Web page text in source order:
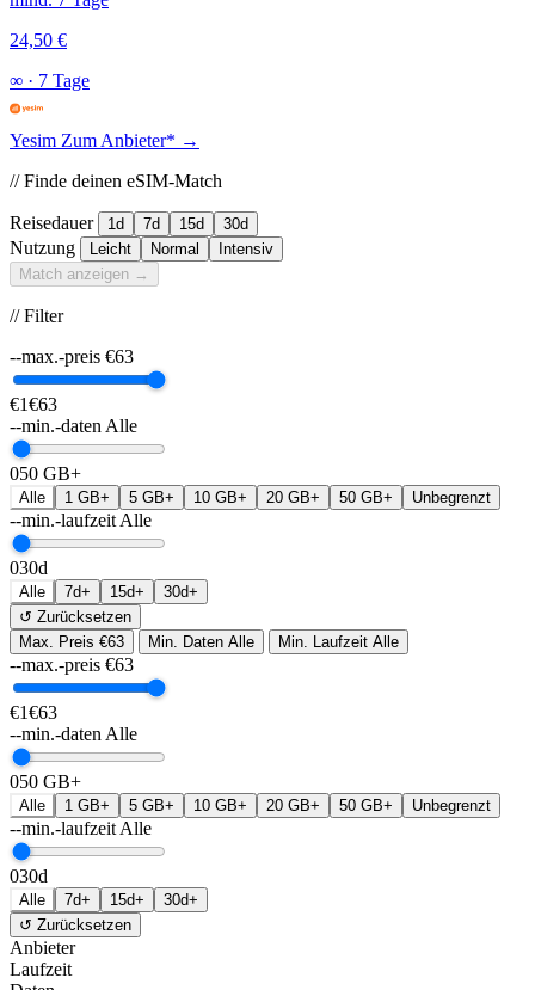
24,50 €
∞ · 7 Tage
Yesim Zum Anbieter* →
// Finde deinen eSIM-Match
Reisedauer 1d 7d 15d 30d
Nutzung Leicht Normal
Intensiv
Match anzeigen →
// Filter
--max.-preis €63
€1€63
--min.-daten Alle
050 GB+
Alle 1 GB+ 5 GB+ 10 GB+ 20 GB+ 50 GB+ Unbegrenzt
--min.-laufzeit Alle
030d
Alle 7d+ 15d+
30d+
↺ Zurücksetzen
Max. Preis €63 Min. Daten Alle Min. Laufzeit Alle
--max.-preis €63
€1€63
--min.-daten Alle
050 GB+
Alle 1 GB+ 5 GB+ 10 GB+ 20 GB+ 50 GB+ Unbegrenzt
--min.-laufzeit Alle
030d
Alle 7d+ 15d+
30d+
↺ Zurücksetzen
Anbieter
Laufzeit